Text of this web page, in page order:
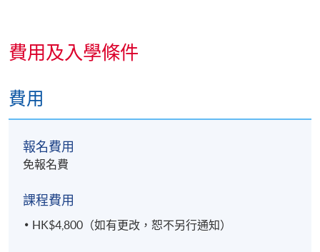
費用及入學條件
費用
報名費用
免報名費
課程費用
HK$4,800（如有更改，恕不另行通知）